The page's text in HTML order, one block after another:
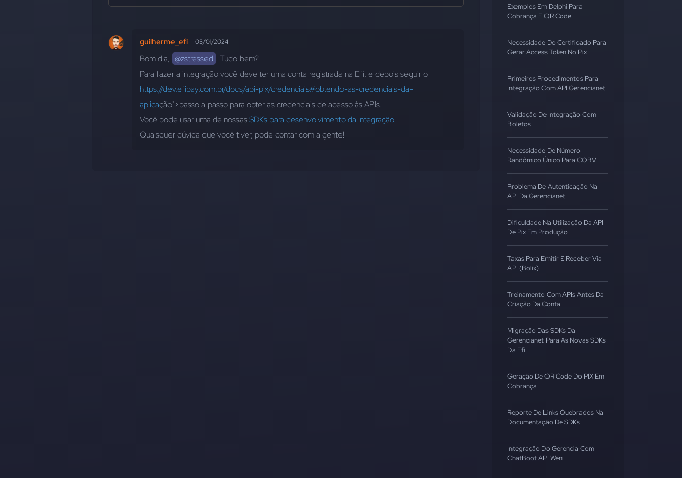
guilherme_efi 05/01/2024
Bom dia, @zstressed . Tudo bem?
https://dev.efipay.com.br/docs/api-pix/credenciais#obtendo-as-credenciais-da-
aplicação">passo a passo para obter as credenciais de acesso às APIs.
Você pode usar uma de nossas SDKs para desenvolvimento da integração.
Quaisquer dúvida que você tiver, pode contar com a gente!
Exemplos Em Delphi Para
Cobrança E QR Code
Necessidade Do Certificado Para
Gerar Access Token No Pix
Primeiros Procedimentos Para
Integração Com API Gerencianet
Validação De Integração Com
Boletos
Necessidade De Número
Randômico Único Para COBV
Problema De Autenticação Na
API Da Gerencianet
Dificuldade Na Utilização Da API
De Pix Em Produção
Taxas Para Emitir E Receber Via
API (Bolix)
Treinamento Com APIs Antes Da
Criação Da Conta
Migração Das SDKs Da
Gerencianet Para As Novas SDKs
Da Efí
Geração De QR Code Do PIX Em
Cobrança
Reporte De Links Quebrados Na
Documentação De SDKs
Integração Do Gerencia Com
ChatBoot API Weni